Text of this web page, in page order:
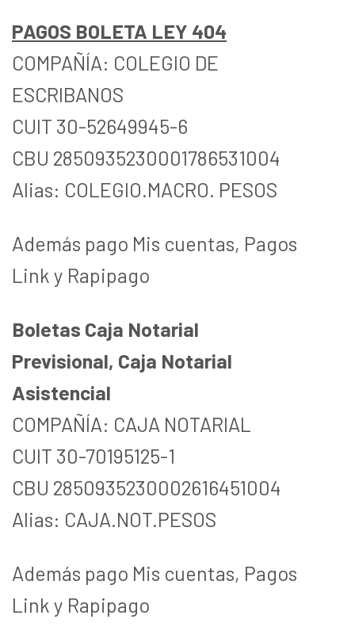
PAGOS BOLETA LEY 404
COMPAÑÍA: COLEGIO DE
ESCRIBANOS
CUIT 30-52649945-6
CBU 2850935230001786531004
Alias: COLEGIO.MACRO. PESOS
Además pago Mis cuentas, Pagos
Link y Rapipago
Boletas Caja Notarial
Previsional, Caja Notarial
Asistencial
COMPAÑÍA: CAJA NOTARIAL
CUIT 30-70195125-1
CBU 2850935230002616451004
Alias: CAJA.NOT.PESOS
Además pago Mis cuentas, Pagos
Link y Rapipago